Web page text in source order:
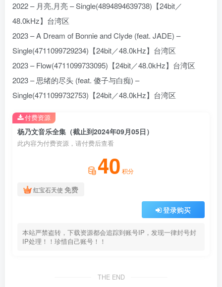
2022 – 月亮,月亮 – Single(4894894639738)【24bit／
48.0kHz】台湾区
2023 – A Dream of Bonnie and Clyde (feat. JADE) –
Single(4711099729234)【24bit／48.0kHz】台湾区
2023 – Flow(4711099733095)【24bit／48.0kHz】台湾区
2023 – 思绪的尽头 (feat. 傻子与白痴) –
Single(4711099732753)【24bit／48.0kHz】台湾区
杨乃文音乐全集（截止到2024年09月05日）
此内容为付费资源，请付费后查看
40 积分
红宝石天使 免费
登录购买
本站严禁盗转，下载资源都会追踪到账号IP，发现一律封号封
IP处理！！珍惜自己账号！！
付费资源
THE END